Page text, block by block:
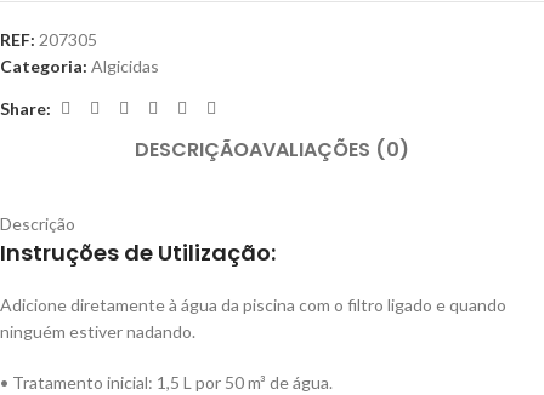
REF: 207305
Categoria: Algicidas
Share:
DESCRIÇÃOAVALIAÇÕES (0)
Descrição
Instruções de Utilização:
Adicione diretamente à água da piscina com o filtro ligado e quando
ninguém estiver nadando.
• Tratamento inicial: 1,5 L por 50 m³ de água.